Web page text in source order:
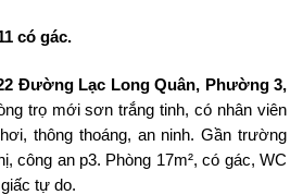
có gác.
Đường Lạc Long Quân, Phường 3,
trọ mới sơn trắng tinh, có nhân viên
thông thoáng, an ninh. Gần trường
công an p3. Phòng 17m², có gác, WC
tự do.